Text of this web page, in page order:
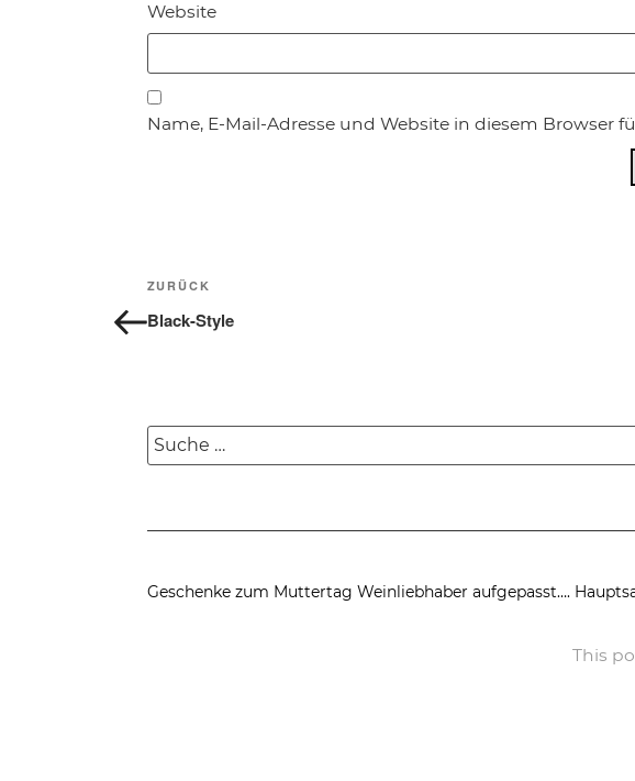
Website
Name, E-Mail-Adresse und Website in diesem Browser
Beitragsnavigation
Vorheriger
Beitrag
ZURÜCK
Black-Style
Suche
nach:
Geschenke zum Muttertag Weinliebhaber aufgepasst….
This